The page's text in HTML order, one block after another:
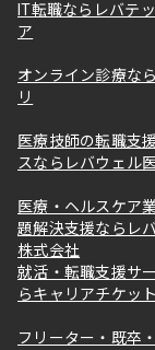
IT転職ならレバテ
ア
オンライン診療な
リ
医療技師の転職支
スならレバウェル
医療・ヘルスケア
題解決支援ならレ
株式会社
就活・転職支援サ
らキャリアチケット
フリーター・既卒